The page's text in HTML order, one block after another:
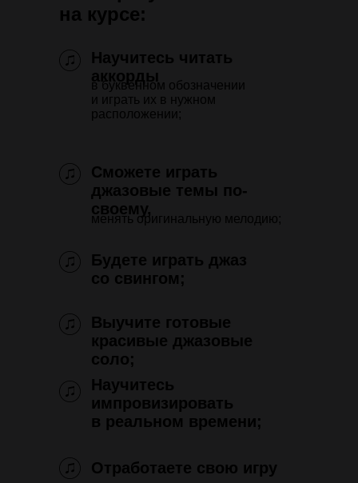
на курсе:
Научитесь читать
аккорды
в буквенном обозначении
и играть их в нужном
расположении;
Сможете играть
джазовые темы по-
своему,
менять оригинальную мелодию;
Будете играть джаз
со свингом;
Научитесь
импровизировать
в реальном времени;
Выучите готовые
красивые джазовые
соло;
Отработаете свою игру